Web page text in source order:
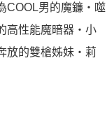
並採取法律行動。
COOL男的魔鐮‧噬
高性能魔暗器‧小
放的雙槍姊妹‧莉